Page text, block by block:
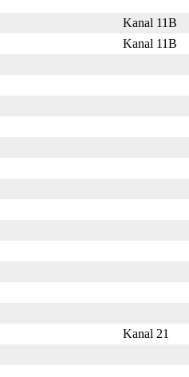
Kanal 11B
Kanal 11B
Kanal 21